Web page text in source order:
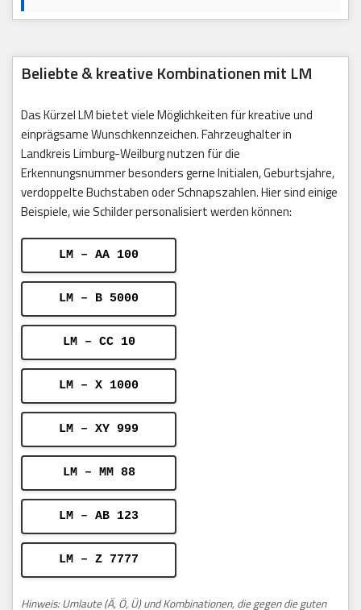
Beliebte & kreative Kombinationen mit LM
Das Kürzel LM bietet viele Möglichkeiten für kreative und
einprägsame Wunschkennzeichen. Fahrzeughalter in
Landkreis Limburg-Weilburg nutzen für die
Erkennungsnummer besonders gerne Initialen, Geburtsjahre,
verdoppelte Buchstaben oder Schnapszahlen. Hier sind einige
Beispiele, wie Schilder personalisiert werden können:
LM – AA 100
LM – B 5000
LM – CC 10
LM – X 1000
LM – XY 999
LM – MM 88
LM – AB 123
LM – Z 7777
Hinweis: Umlaute (Ä, Ö, Ü) und Kombinationen, die gegen die guten